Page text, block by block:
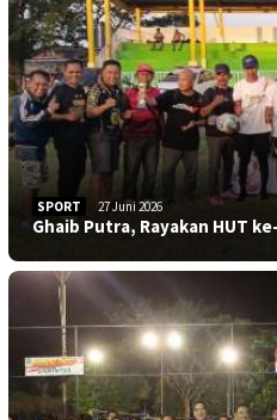
SPORT 27 Juni 2026
Ghaib Putra, Rayakan HUT